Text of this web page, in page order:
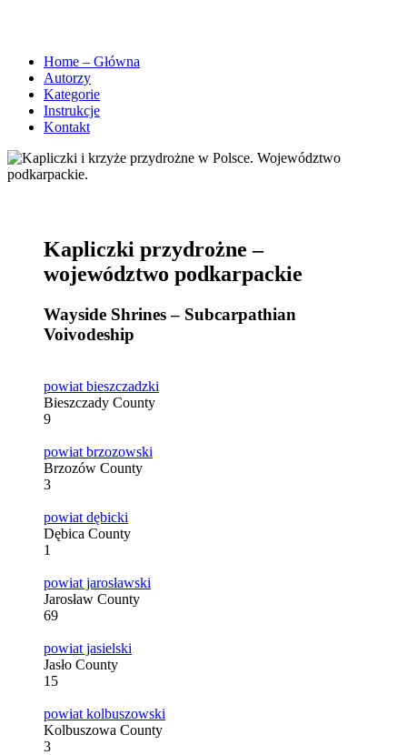
Home – Główna
Autorzy
Kategorie
Instrukcje
Kontakt
Kapliczki przydrożne –
województwo podkarpackie
Wayside Shrines – Subcarpathian
Voivodeship
powiat bieszczadzki
Bieszczady County
9
powiat brzozowski
Brzozów County
3
powiat dębicki
Dębica County
1
powiat jarosławski
Jarosław County
69
powiat jasielski
Jasło County
15
powiat kolbuszowski
Kolbuszowa County
3